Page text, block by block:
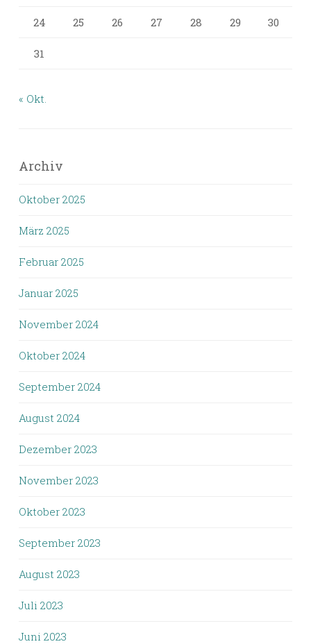
24 25 26 27 28 29 30
31
« Okt.
Archiv
Oktober 2025
März 2025
Februar 2025
Januar 2025
November 2024
Oktober 2024
September 2024
August 2024
Dezember 2023
November 2023
Oktober 2023
September 2023
August 2023
Juli 2023
Juni 2023